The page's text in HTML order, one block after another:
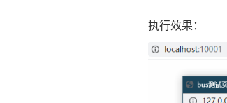
执行效果：